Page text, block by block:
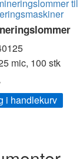
mic, 100 stk
i handlekurv